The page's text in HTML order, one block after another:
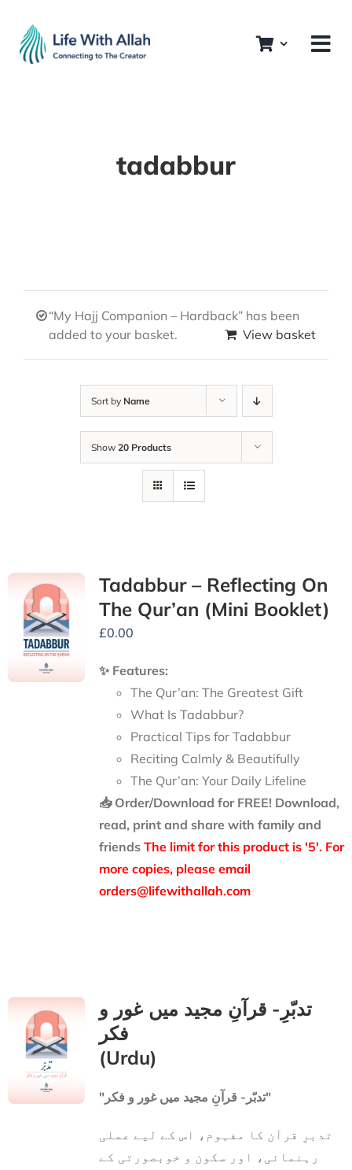
content
tadabbur
“My Hajj Companion – Hardback” has been
added to your basket.
View basket
Sort by Name
Show 20 Products
Tadabbur – Reflecting On
The Qur’an (Mini Booklet)
£0.00
✨ Features:
The Qur’an: The Greatest Gift
What Is Tadabbur?
Practical Tips for Tadabbur
Reciting Calmly & Beautifully
The Qur’an: Your Daily Lifeline
📥 Order/Download for FREE! Download,
read, print and share with family and
friends The limit for this product is '5'. For
more copies, please email
orders@lifewithallah.com
تدبّرِ- قرآنِ مجید میں غور و
فکر
(Urdu)
"تدبّر- قرآنِ مجید میں غور و فکر"
تدبرِ قرآن کا مفہوم، اس کے لیے عملی
رہنمائی، اور سکون و خوبصورتی کے